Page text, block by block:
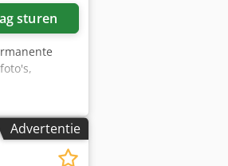
sturen
Advertentie